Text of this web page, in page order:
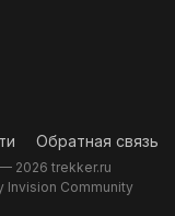
Обратная связь
— 2026 trekker.ru
Invision Community